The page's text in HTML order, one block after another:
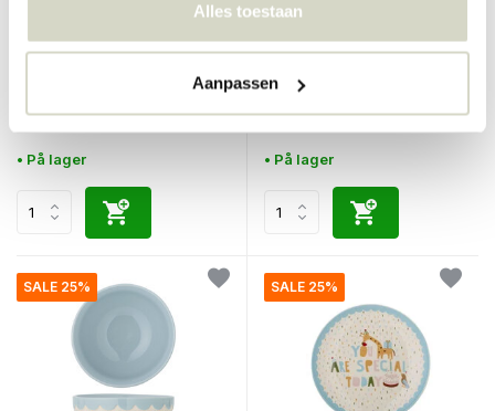
Alles toestaan
Aanpassen
Colorine krus naturfarget
• På lager
Bloomingville Mini
Colorine skåler naturlige sett
• På lager
SALE 25% SALE 25%